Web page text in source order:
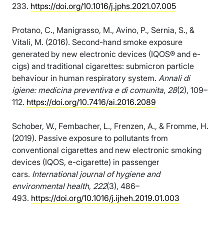
233. https://doi.org/10.1016/j.jphs.2021.07.005
Protano, C., Manigrasso, M., Avino, P., Sernia, S., &
Vitali, M. (2016). Second-hand smoke exposure
generated by new electronic devices (IQOS® and e-
cigs) and traditional cigarettes: submicron particle
behaviour in human respiratory system. Annali di
igiene: medicina preventiva e di comunita, 28(2), 109–
112. https://doi.org/10.7416/ai.2016.2089
Schober, W., Fembacher, L., Frenzen, A., & Fromme, H.
(2019). Passive exposure to pollutants from
conventional cigarettes and new electronic smoking
devices (IQOS, e-cigarette) in passenger
cars. International journal of hygiene and
environmental health, 222(3), 486–
493. https://doi.org/10.1016/j.ijheh.2019.01.003